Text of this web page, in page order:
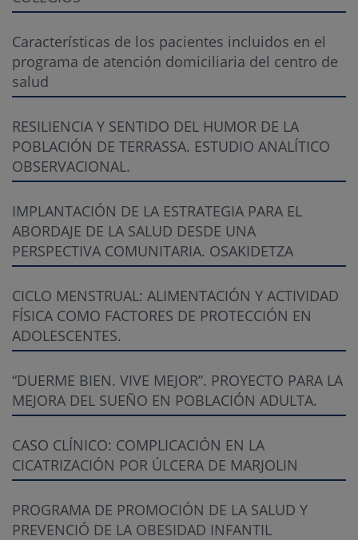
Características de los pacientes incluidos en el
programa de atención domiciliaria del centro de
salud
RESILIENCIA Y SENTIDO DEL HUMOR DE LA
POBLACIÓN DE TERRASSA. ESTUDIO ANALÍTICO
OBSERVACIONAL.
IMPLANTACIÓN DE LA ESTRATEGIA PARA EL
ABORDAJE DE LA SALUD DESDE UNA
PERSPECTIVA COMUNITARIA. OSAKIDETZA
CICLO MENSTRUAL: ALIMENTACIÓN Y ACTIVIDAD
FÍSICA COMO FACTORES DE PROTECCIÓN EN
ADOLESCENTES.
“DUERME BIEN. VIVE MEJOR”. PROYECTO PARA LA
MEJORA DEL SUEÑO EN POBLACIÓN ADULTA.
CASO CLÍNICO: COMPLICACIÓN EN LA
CICATRIZACIÓN POR ÚLCERA DE MARJOLIN
PROGRAMA DE PROMOCIÓN DE LA SALUD Y
PREVENCIÓ DE LA OBESIDAD INFANTIL